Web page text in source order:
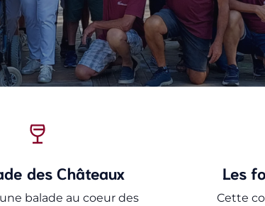
des Châteaux
balade au coeur des
Les
Cette